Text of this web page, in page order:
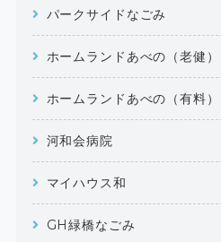
パークサイドなごみ
ホームランドあべの（老健）
ホームランドあべの（有料）
河和会病院
マイハウス和
GH緑橋なごみ